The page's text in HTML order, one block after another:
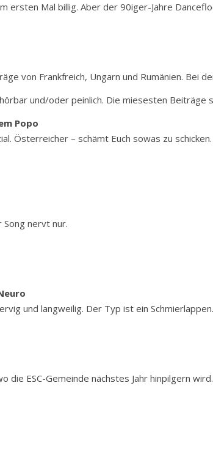
ersten Mal billig. Aber der 90iger-Jahre
von Frankfreich, Ungarn und Rumänien. Bei
und/oder peinlich. Die miesesten Beiträge
Popo
Österreicher – schämt Euch sowas zu schicken.
nervt nur.
und langweilig. Der Typ ist ein Schmierlappen.
die ESC-Gemeinde nächstes Jahr hinpilgern